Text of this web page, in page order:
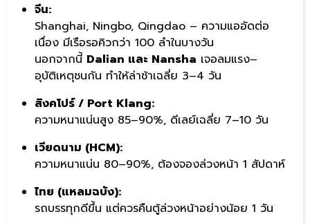
จีน:
Shanghai, Ningbo, Qingdao – ความแออัดต่อ
เนื่อง มีเรือรอคิวกว่า 100 ลำในบางวัน
นอกจากนี้ Dalian และ Nansha เจอลมแรง–
อุบัติเหตุชนกัน ทำให้ล่าช้าเฉลี่ย 3–4 วัน
สิงคโปร์ / Port Klang:
ความหนาแน่นสูง 85–90%, ดีเลย์เฉลี่ย 7–10 วัน
เวียดนาม (HCM):
ความหนาแน่น 80–90%, ต้องจองล่วงหน้า 1 สัปดาห์
ไทย (แหลมฉบัง):
รถบรรทุกดีขึ้น แต่ควรคืนตู้ล่วงหน้าอย่างน้อย 1 วัน